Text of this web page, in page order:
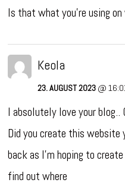
Is that what you’re using on
Keola
23. AUGUST 2023 @
I absolutely love your blog..
Did you create this website
back as I’m hoping to
find out where